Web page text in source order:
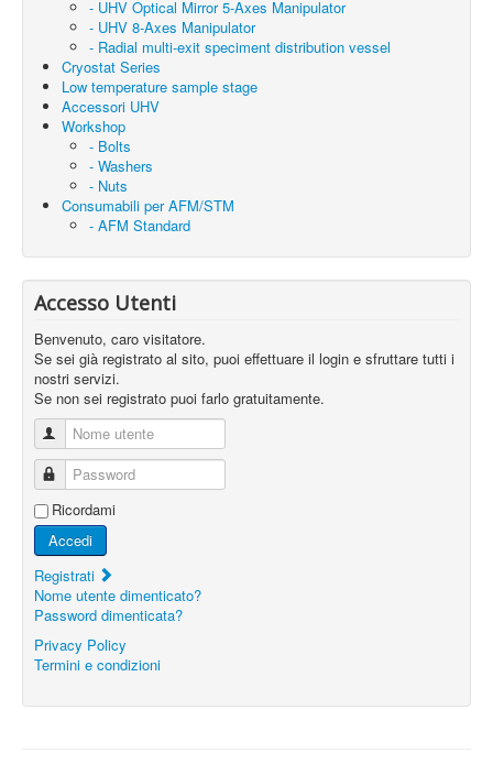
- UHV Optical Mirror 5-Axes Manipulator
- UHV 8-Axes Manipulator
- Radial multi-exit speciment distribution vessel
Cryostat Series
Low temperature sample stage
Accessori UHV
Workshop
- Bolts
- Washers
- Nuts
Consumabili per AFM/STM
- AFM Standard
Accesso Utenti
Benvenuto, caro visitatore.
Se sei già registrato al sito, puoi effettuare il login e sfruttare tutti i
nostri servizi.
Se non sei registrato puoi farlo gratuitamente.
Nome utente
Password
Ricordami
Accedi
Registrati
Nome utente dimenticato?
Password dimenticata?
Privacy Policy
Termini e condizioni